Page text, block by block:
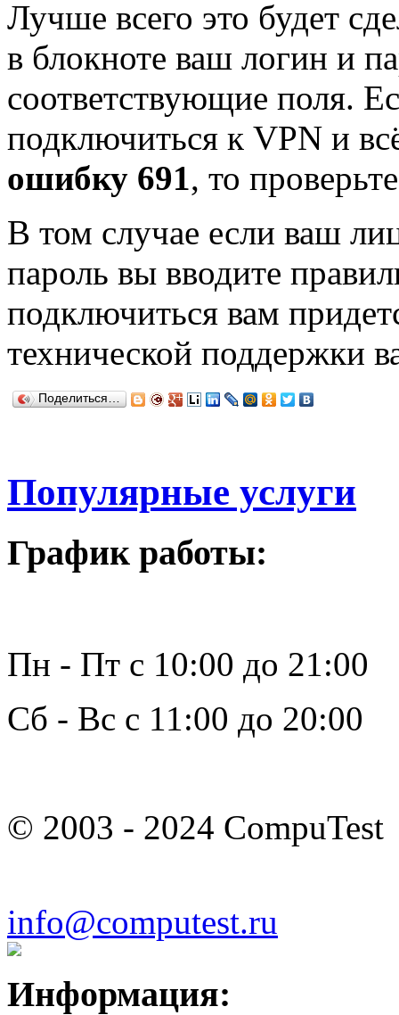
Лучше всего это будет
в блокноте ваш логин и
соответствующие поля.
подключиться к VPN и
ошибку 691, то
В том случае если ваш
пароль вы вводите
подключиться вам
технической поддержки
Поделиться…
Популярные услуги
График работы:
Пн - Пт с 10:00 до 21:00
Сб - Вс с 11:00 до 20:00
© 2003 - 2024 CompuTest
info@computest.ru
Информация: